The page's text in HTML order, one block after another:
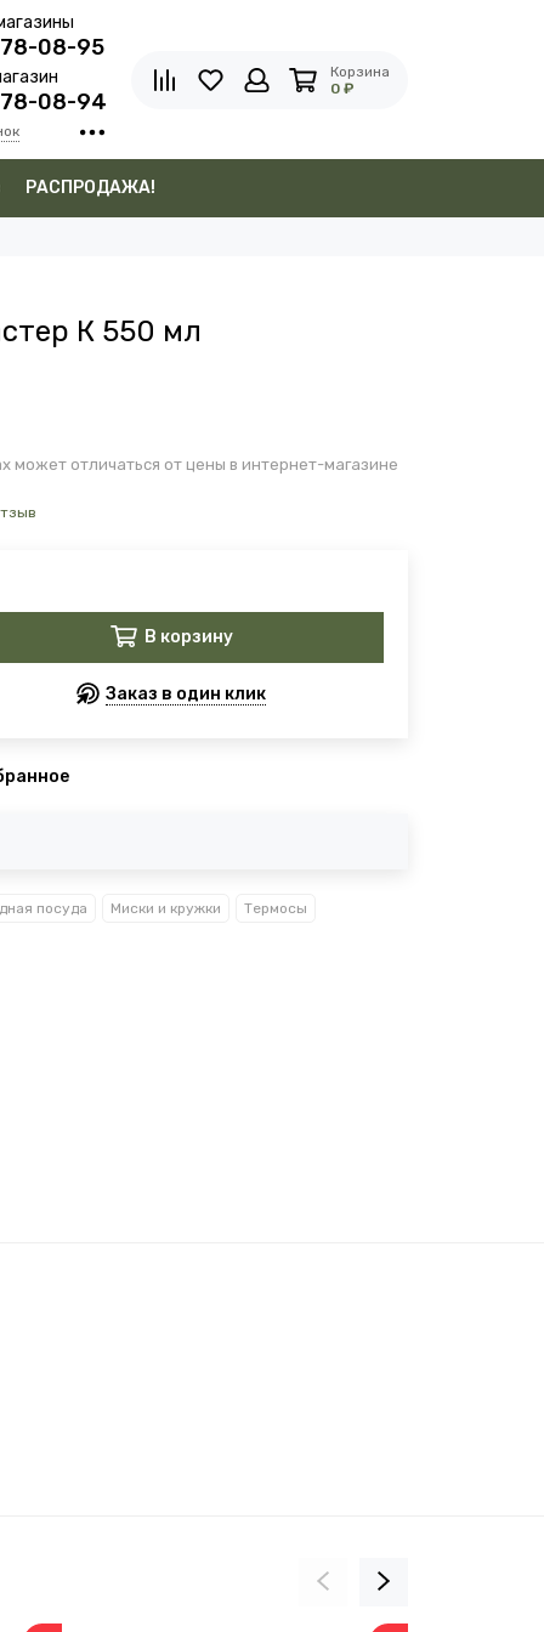
08-95
08-94
Корзина
0 ₽
РАСПРОДАЖА!
К 550 мл
может отличаться от цены в интернет-магазине
В корзину
Заказ в один клик
посуда Миски и кружки Термосы